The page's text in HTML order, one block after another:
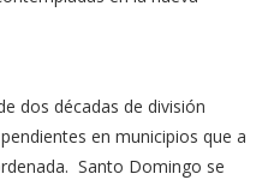
dos décadas de división
en municipios que a
Santo Domingo se